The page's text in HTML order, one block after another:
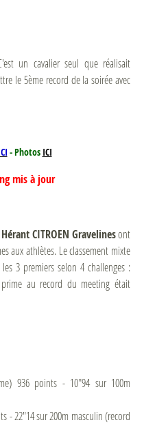
un cavalier seul que réalisait
le 5ème record de la soirée avec
- Photos ICI
mis à jour
CITROEN Gravelinesont
aux athlètes. Le classement mixte
3 premiers selon 4 challenges :
au record du meeting était
936 points - 10"94 sur 100m
- 22"14 sur 200m masculin (record